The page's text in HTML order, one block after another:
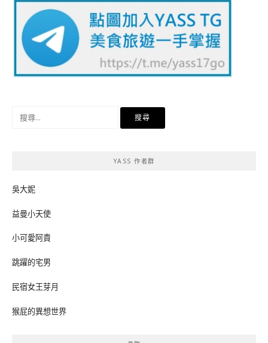
YASS 作者群
吳大妮
益曼小天使
小可愛阿貴
跳躍的宅男
民宿女王芽月
猴屁的異想世界